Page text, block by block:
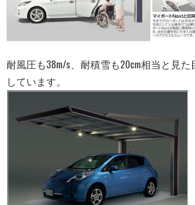
耐風圧も38m/s、耐積雪も20cm相当と見
しています。